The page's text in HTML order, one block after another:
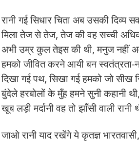
रानी गई सिधार चिता अब उसकी दिव्य
मिला तेज से तेज, तेज की वह सच्ची
अभी उम्र कुल तेइस की थी, मनुज नहीं
हमको जीवित करने आयी बन स्वतंत्रता-
दिखा गई पथ, सिखा गई हमको जो सीख
बुंदेले हरबोलों के मुँह हमने सुनी कहानी थी,
खूब लड़ी मर्दानी वह तो झाँसी वाली रानी
जाओ रानी याद रखेंगे ये कृतज्ञ भारतवासी,